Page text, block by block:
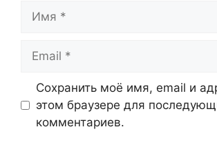
Сохранить моё имя, email и
этом браузере для
комментариев.